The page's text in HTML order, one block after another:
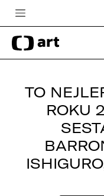
Česká televize
Zpravodajství
TO
ROKU